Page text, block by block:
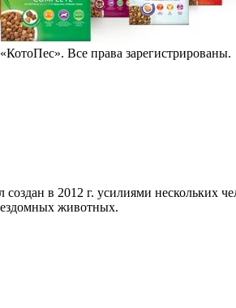
Все права зарегистрированы.
в 2012 г. усилиями нескольких
животных.